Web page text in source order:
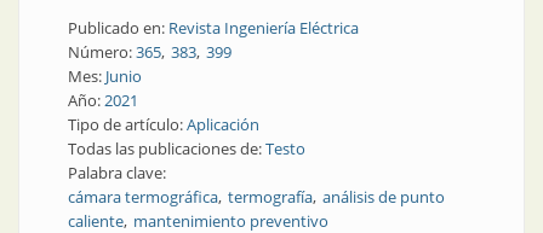
Publicado en: Revista Ingeniería Eléctrica
Número:365 383 399
Mes: Junio
Año:2021
Tipo de artículo:Aplicación
Todas las publicaciones de:Testo
Palabra clave:
cámara termográfica termografía análisis de punto
caliente mantenimiento preventivo